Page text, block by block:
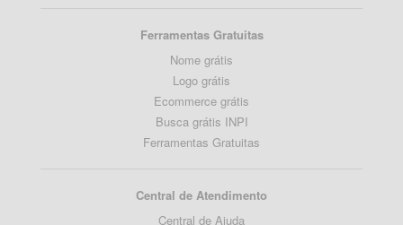
Ferramentas Gratuitas
Nome grátis
Logo grátis
Ecommerce grátis
Busca grátis INPI
Ferramentas Gratuitas
Central de Atendimento
Central de Ajuda